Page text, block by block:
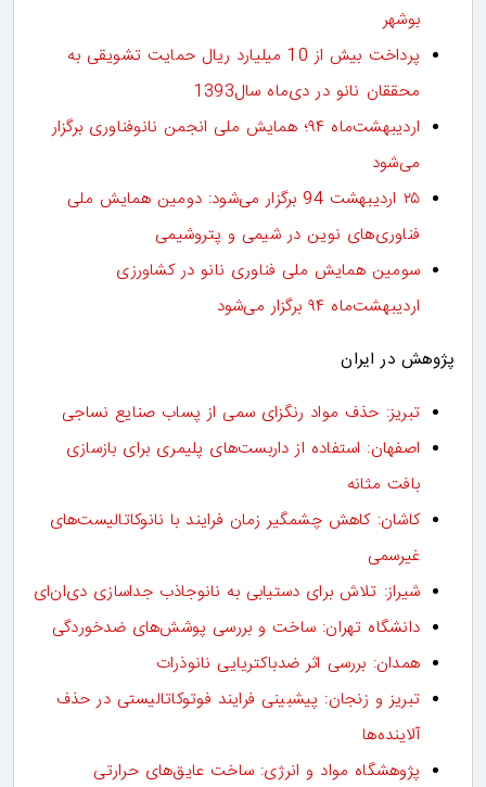
بوشهر
پرداخت بیش از 10 میلیارد ریال حمایت تشویقی به
محققان نانو در دی‌ماه سال1393
اردیبهشت‌ماه ۹۴؛ همایش ملی انجمن نانوفناوری برگزار
می‌شود
۲۵ اردیبهشت 94 برگزار می‌شود: دومین همایش ملی
فناوری‌های نوین در شیمی و پتروشیمی
سومین همایش ملی فناوری نانو در کشاورزی
اردیبهشت‌ماه ۹۴ برگزار می‌شود
پژوهش در ایران
تبریز: حذف مواد رنگزای سمی از پساب صنایع نساجی
اصفهان: استفاده از داربست‌های پلیمری برای بازسازی
بافت مثانه
کاشان: کاهش چشمگیر زمان فرایند با نانوکاتالیست‌های
غیرسمی
شیراز: تلاش برای دستیابی به نانوجاذب جداسازی دی‌ان‌ای
دانشگاه تهران: ساخت و بررسی پوشش‌های ضدخوردگی
همدان: بررسی اثر ضدباکتریایی نانوذرات
تبریز و زنجان: پیشبینی فرایند فوتوکاتالیستی در حذف
آلاینده‌ها
پژوهشگاه مواد و انرژی: ساخت عایق‌های حرارتی